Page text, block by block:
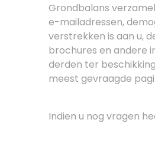
Grondbalans
e-mailadressen,
verstrekken is aan u,
brochures en andere
derden ter
meest gevraagde
Indien u nog vragen